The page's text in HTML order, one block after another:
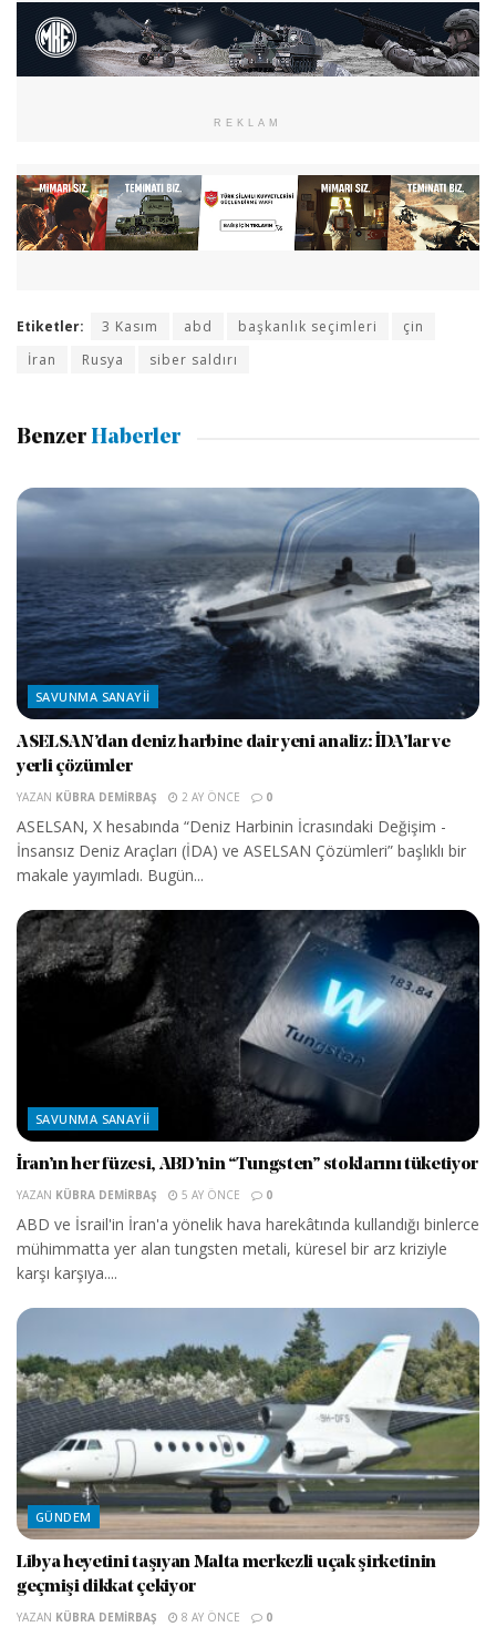
REKLAM
Etiketler: 3 Kasım abd başkanlık seçimleri
çin
İran
Rusya siber saldırı
Benzer Haberler
SAVUNMA SANAYII
ASELSAN’dan deniz harbine dair yeni analiz: İDA’lar ve
yerli çözümler
YAZAN KÜBRA DEMIRBAŞ 2 AY ÖNCE 0
ASELSAN, X hesabında “Deniz Harbinin İcrasındaki Değişim -
İnsansız Deniz Araçları (İDA) ve ASELSAN Çözümleri” başlıklı bir
makale yayımladı. Bugün...
SAVUNMA SANAYII
İran’ın her füzesi, ABD’nin “Tungsten” stoklarını tüketiyor
YAZAN KÜBRA DEMIRBAŞ 5 AY ÖNCE 0
ABD ve İsrail'in İran'a yönelik hava harekâtında kullandığı binlerce
mühimmatta yer alan tungsten metali, küresel bir arz kriziyle
karşı karşıya....
GÜNDEM
Libya heyetini taşıyan Malta merkezli uçak şirketinin
geçmişi dikkat çekiyor
YAZAN KÜBRA DEMIRBAŞ 8 AY ÖNCE 0